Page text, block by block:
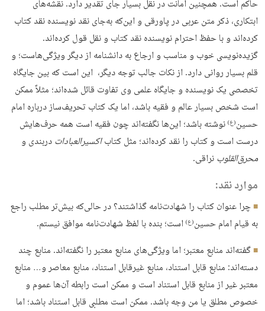
حاکم است. همچنین امانت در نقل بسیار جای تقدیر دارد. نقشه‌های
ابتکاری، ذکر متن عربی در پاورقی و این‌که به‌جای نقد نویسنده نقد کتاب
کرده‌اند و با حفظ احترام نویسنده نقد کتاب و نقل قول کرده‌اند.
گزیده‌نویسی خوب و مناسب و ارجاع به دانشنامه از دیگر ویژگی‌هاست؛ و
قلم بسیار روانی دارد. از نکات جالب توجه دیگر، این است که بین جایگاه
تخصصی یک نویسنده و جایگاه علمی وی تفاوت قائل شده‌اند؛ مثلاً ممکن
است شخص بسیار عالم و فقیه باشد، اما یک کتاب تحریف‌ساز درباره امام
حسین(ع) نوشته باشد؛ این‌ها نگفته‌اند چون فقیه است همه حرف‌هایش
درست است و کتاب را نقد کرده‌اند؛ مثل کتاباکسیرالعباداتدربندی و
محرق‌القلوبنراقی.
موارد نقد:
چرا عنوان کتاب را شهادت‌نامه گذاشتند؟ در حالی‌که بیش‌تر مطلب راجع
به قیام امام حسین(ع) است؛ بنده با لفظ شهادت‌نامه موافق نیستم.
گفته‌اند منابع معتبر؛ اما ویژگی‌های منابع معتبر را نگفته‌اند. منابع چند
دسته‌اند: منابع قابل استناد، منابع غیرقابل استناد، منابع معاصر و… منابع
معتبر غیر از منابع قابل استناد است و ممکن است رابطه آن‌ها عموم و
خصوص مطلق یا من وجه باشد. ممکن است مطلبی قابل استناد باشد؛ اما